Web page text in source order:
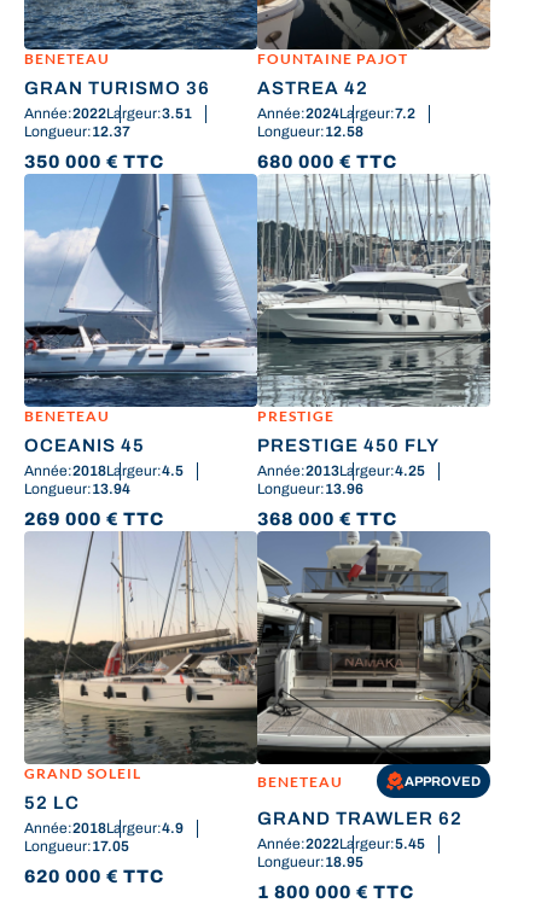
BENETEAU
GRAN TURISMO 36
Année:2022Largeur:3.51
Longueur:12.37
350 000 € TTC
FOUNTAINE PAJOT
ASTREA 42
Année:2024Largeur:7.2
Longueur:12.58
680 000 € TTC
BENETEAU
OCEANIS 45
Année:2018Largeur:4.5
Longueur:13.94
269 000 € TTC
PRESTIGE
PRESTIGE 450 FLY
Année:2013Largeur:4.25
Longueur:13.96
368 000 € TTC
GRAND SOLEIL
52 LC
Année:2018Largeur:4.9
Longueur:17.05
620 000 € TTC
BENETEAU APPROVED
GRAND TRAWLER 62
Année:2022Largeur:5.45
Longueur:18.95
1 800 000 € TTC